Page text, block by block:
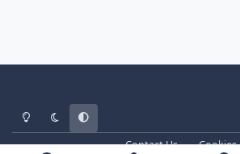
Light ModeDark ModeSystem Preference
Contact Us Cookies